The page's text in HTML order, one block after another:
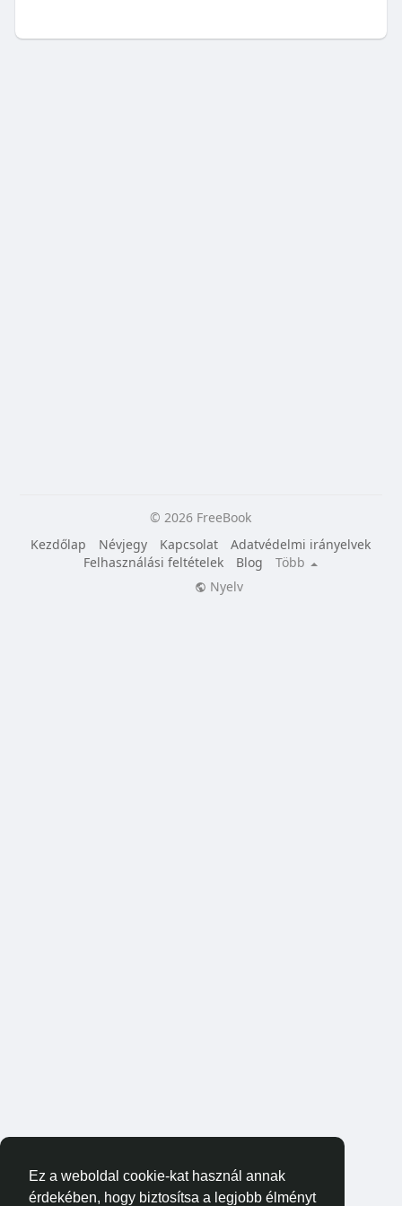
Ez a weboldal cookie-kat használ annak
érdekében, hogy biztosítsa a legjobb élményt
© 2026 FreeBook
Kezdőlap
Névjegy Kapcsolat
Adatvédelmi irányelvek
Felhasználási feltételek
Blog
Több
Nyelv